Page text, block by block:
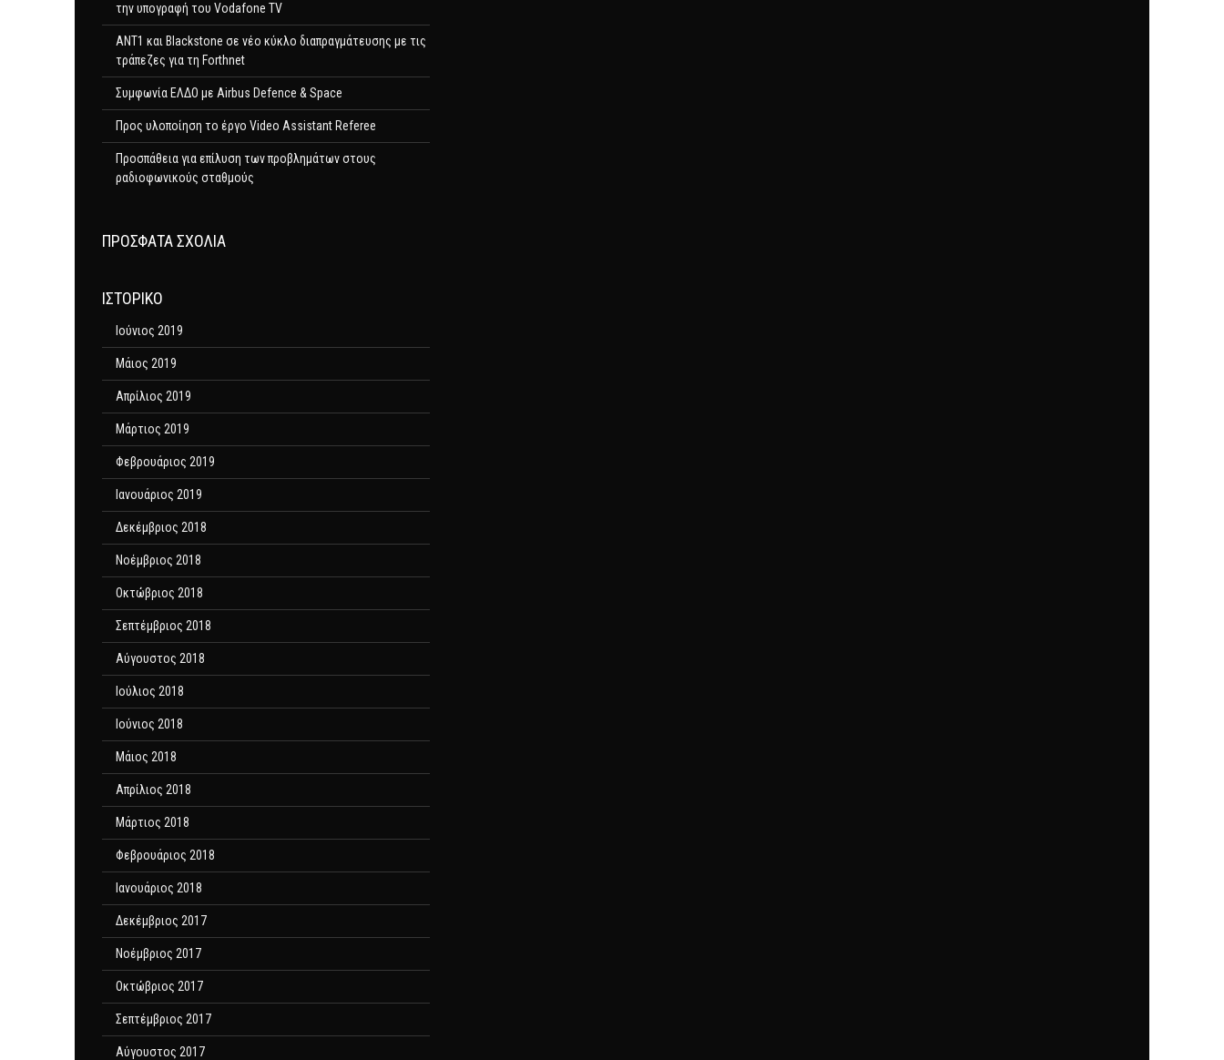
την υπογραφή του Vodafone TV
ΑΝΤ1 και Blackstone σε νέο κύκλο διαπραγμάτευσης με τις
τράπεζες για τη Forthnet
Συμφωνία ΕΛΔΟ με Airbus Defence & Space
Προς υλοποίηση το έργο Video Assistant Referee
Προσπάθεια για επίλυση των προβλημάτων στους
ραδιοφωνικούς σταθμούς
ΠΡΌΣΦΑΤΑ ΣΧΌΛΙΑ
ΙΣΤΟΡΙΚΌ
Ιούνιος 2019
Μάιος 2019
Απρίλιος 2019
Μάρτιος 2019
Φεβρουάριος 2019
Ιανουάριος 2019
Δεκέμβριος 2018
Νοέμβριος 2018
Οκτώβριος 2018
Σεπτέμβριος 2018
Αύγουστος 2018
Ιούλιος 2018
Ιούνιος 2018
Μάιος 2018
Απρίλιος 2018
Μάρτιος 2018
Φεβρουάριος 2018
Ιανουάριος 2018
Δεκέμβριος 2017
Νοέμβριος 2017
Οκτώβριος 2017
Σεπτέμβριος 2017
Αύγουστος 2017